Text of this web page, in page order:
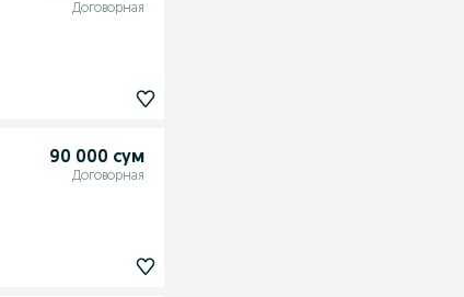
Договорная
90 000 сум
Договорная